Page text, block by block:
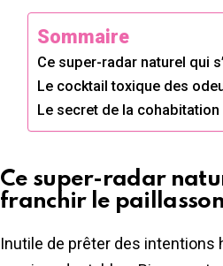
Sommaire
Ce super-radar naturel qui
Le cocktail toxique des
Le secret de la
Ce super-radar
franchir le paillasson
Inutile de prêter des intentions